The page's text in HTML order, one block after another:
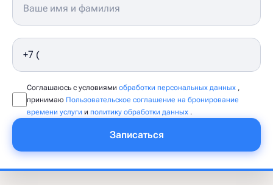
Соглашаюсь с условиями обработки персональных данных ,
принимаю Пользовательское соглашение на бронирование
времени услуги и политику обработки данных .
Записаться